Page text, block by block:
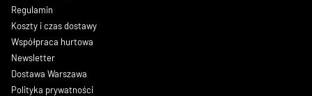
Regulamin
Koszty i czas dostawy
Współpraca hurtowa
Newsletter
Dostawa Warszawa
Polityka prywatności